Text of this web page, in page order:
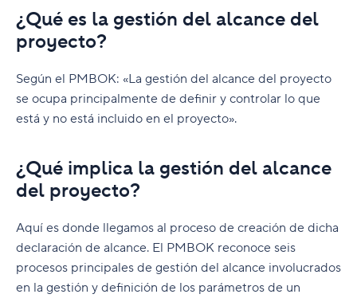
¿Qué es la gestión del alcance del
proyecto?
Según el PMBOK: «La gestión del alcance del proyecto
se ocupa principalmente de definir y controlar lo que
está y no está incluido en el proyecto».
¿Qué implica la gestión del alcance
del proyecto?
Aquí es donde llegamos al proceso de creación de dicha
declaración de alcance. El PMBOK reconoce seis
procesos principales de gestión del alcance involucrados
en la gestión y definición de los parámetros de un